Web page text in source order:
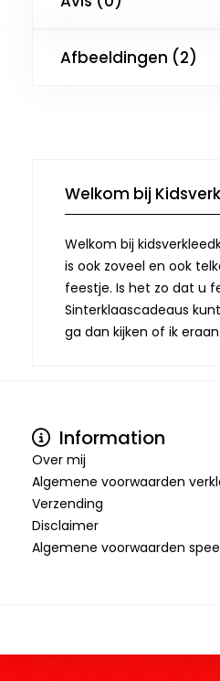
Afbeeldingen (2)
Welkom bij
Welkom bij
is ook zoveel en ook
feestje. Is het zo dat u
Sinterklaascadeaus
ga dan kijken of ik
Information
Over mij
Algemene voorwaarden
Verzending
Disclaimer
Algemene voorwaarden